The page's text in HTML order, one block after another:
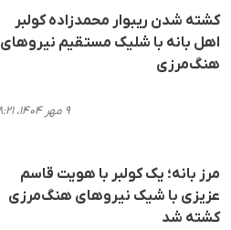
کشته شدن ریبوار محمدزاده کولبر
اهل بانه با شلیک مستقیم نیروهای
هنگ‌مرزی
۹ مهر ۱۴۰۴، ۱۸:۲۱
مرز بانه؛ یک کولبر با هویت قاسم
عزیزی با شیک نیروهای هنگ‌مرزی
کشته شد